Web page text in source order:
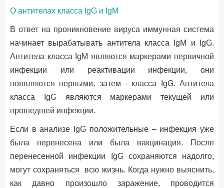
О антителах класса IgG и IgM
В ответ на проникновение вируса иммунная система
начинает вырабатывать антитела класса IgМ и IgG.
Антитела класса IgM являются маркерами первичной
инфекции или реактивации инфекции, они
появляются первыми, затем - класса IgG. Антитела
класса IgG являются маркерами текущей или
прошедшей инфекции.
Если в анализе IgG положительные – инфекция уже
была перенесена или была вакцинация. После
перенесенной инфекции IgG сохраняются надолго,
могут сохраняться всю жизнь. Когда нужно выяснить,
как давно произошло заражение, проводится